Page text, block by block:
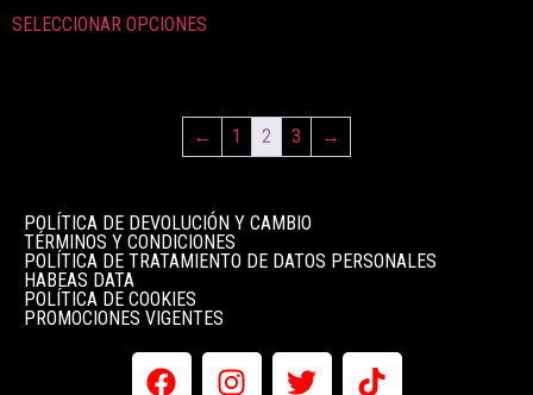
SELECCIONAR OPCIONES
← 1 2 3 →
POLÍTICA DE DEVOLUCIÓN Y CAMBIO
TÉRMINOS Y CONDICIONES
POLÍTICA DE TRATAMIENTO DE DATOS PERSONALES
HABEAS DATA
POLÍTICA DE COOKIES
PROMOCIONES VIGENTES